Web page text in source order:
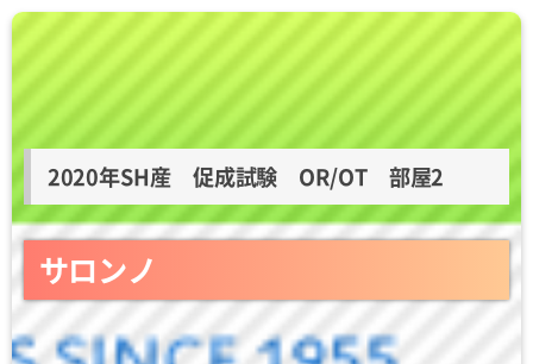
2020年SH産 促成試験 OR/OT 部屋2
サロンノ